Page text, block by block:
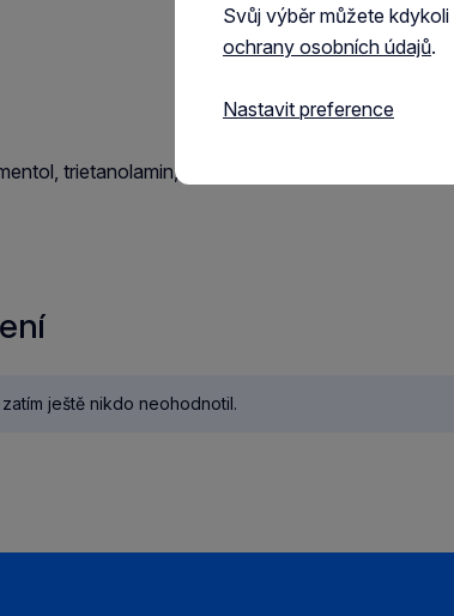
trietanolamin, eukalyptový olej, karbomer,
ještě nikdo neohodnotil.
Svůj výběr můžete
ochrany osobních údajů.
Nastavit preference